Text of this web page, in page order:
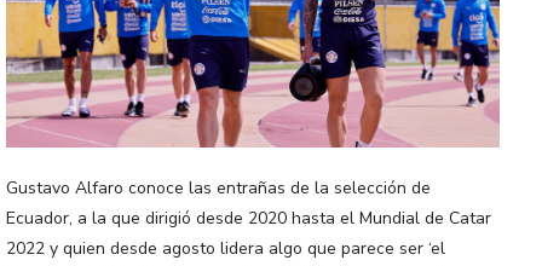
Gustavo Alfaro conoce las entrañas de la selección de
Ecuador, a la que dirigió desde 2020 hasta el Mundial de Catar
2022 y quien desde agosto lidera algo que parece ser ‘el